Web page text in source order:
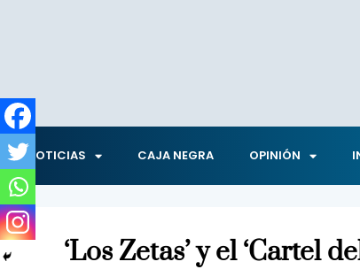
NOTICIAS CAJA NEGRA OPINIÓN
‘Los Zetas’ y el ‘Cartel